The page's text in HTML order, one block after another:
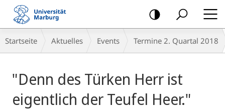
Mobile-
Navigation
Breadcrumb-
Navigation
Startseite Aktuelles Events Termine 2. Quartal 2018
"Denn des Türken Herr ist
eigentlich der Teufel Heer."